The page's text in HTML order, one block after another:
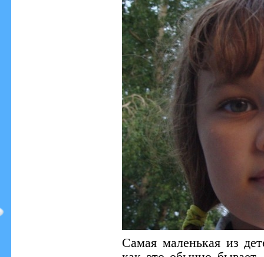
Самая маленькая из